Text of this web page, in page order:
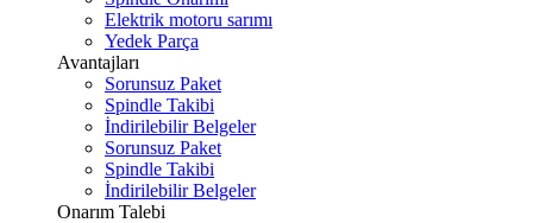
Elektrik motoru sarımı
Yedek Parça
Avantajları
Sorunsuz Paket
Spindle Takibi
İndirilebilir Belgeler
Sorunsuz Paket
Spindle Takibi
İndirilebilir Belgeler
Onarım Talebi